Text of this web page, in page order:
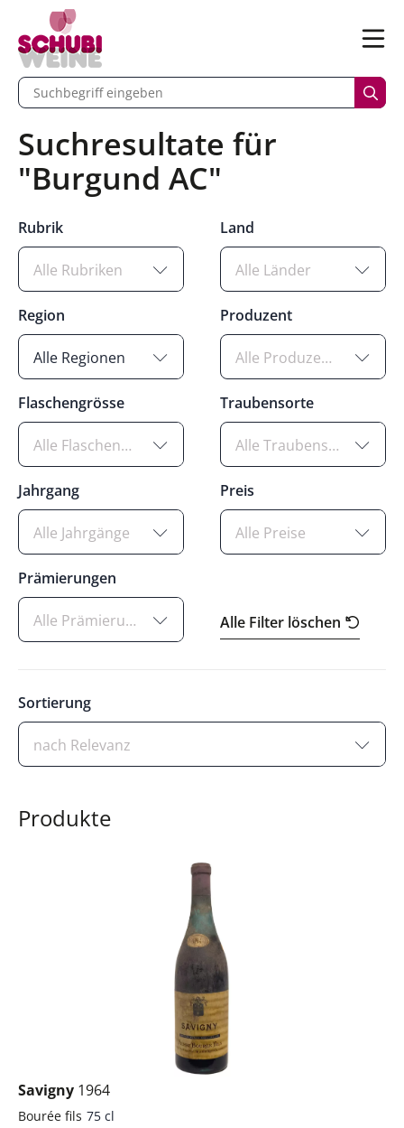
Menü
eingeben
Suchresultate für
"Burgund AC"
Rubrik
Alle Rubriken
Land
Alle Länder
Region
Alle Regionen
Produzent
Alle Produzenten
Flaschengrösse
Alle Flaschengrössen
Traubensorte
Alle Traubensorten
Jahrgang
Alle Jahrgänge
Preis
Alle Preise
Prämierungen
Alle Prämierungen Alle Filter löschen
Sortierung
nach Relevanz
Produkte
Savigny 1964
Bourée fils 75 cl